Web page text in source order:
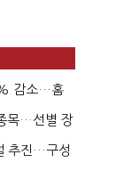
감소…홈
목…선별 장
추진…구성